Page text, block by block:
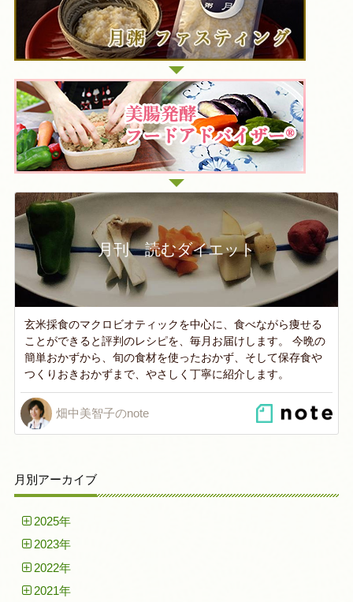
月刊 読むダイエット
玄米採食のマクロビオティックを中心に、食べながら痩せる
ことができると評判のレシピを、毎月お届けします。 今晩の
簡単おかずから、旬の食材を使ったおかず、そして保存食や
つくりおきおかずまで、やさしく丁寧に紹介します。
畑中美智子のnote
月別アーカイブ
2025年
2023年
2022年
2021年